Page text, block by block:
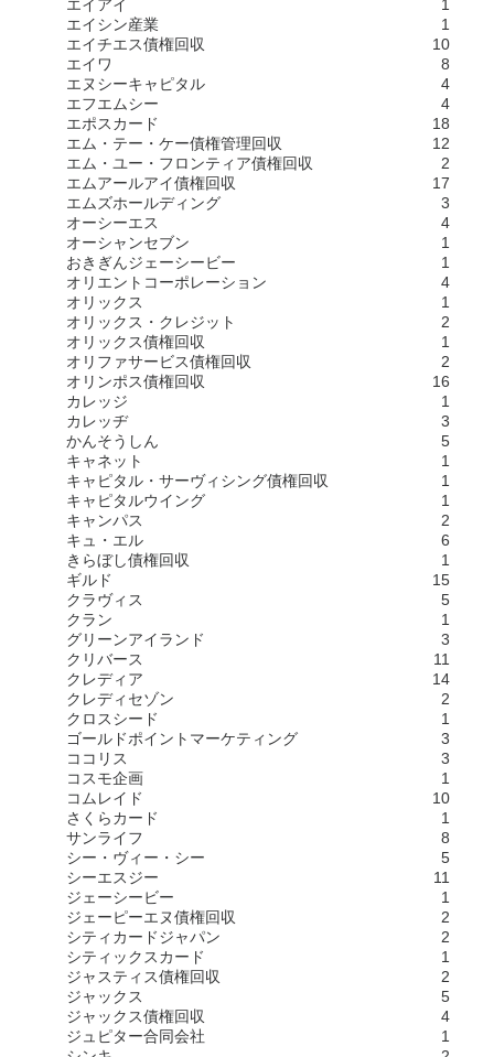
エイアイ
1
エイシン産業
1
エイチエス債権回収
10
エイワ
8
エヌシーキャピタル
4
エフエムシー
4
エポスカード
18
エム・テー・ケー債権管理回収
12
エム・ユー・フロンティア債権回収
2
エムアールアイ債権回収
17
エムズホールディング
3
オーシーエス
4
オーシャンセブン
1
おきぎんジェーシービー
1
オリエントコーポレーション
4
オリックス
1
オリックス・クレジット
2
オリックス債権回収
1
オリファサービス債権回収
2
オリンポス債権回収
16
カレッジ
1
カレッヂ
3
かんそうしん
5
キャネット
1
キャピタル・サーヴィシング債権回収
1
キャピタルウイング
1
キャンパス
2
キュ・エル
6
きらぼし債権回収
1
ギルド
15
クラヴィス
5
クラン
1
グリーンアイランド
3
クリバース
11
クレディア
14
クレディセゾン
2
クロスシード
1
ゴールドポイントマーケティング
3
ココリス
3
コスモ企画
1
コムレイド
10
さくらカード
1
サンライフ
8
シー・ヴィー・シー
5
シーエスジー
11
ジェーシービー
1
ジェーピーエヌ債権回収
2
シティカードジャパン
2
シティックスカード
1
ジャスティス債権回収
2
ジャックス
5
ジャックス債権回収
4
ジュピター合同会社
1